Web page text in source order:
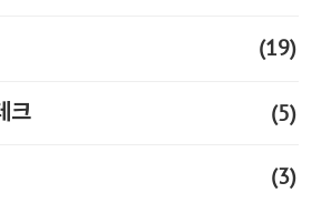
(19)
크 (5)
(3)